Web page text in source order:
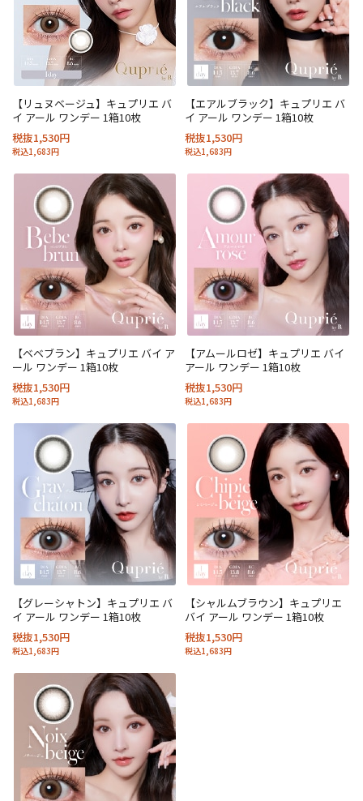
【リュヌベージュ】キュプリエ バ
イ アール ワンデー 1箱10枚
税抜1,530円
税込1,683円
【エアルブラック】キュプリエ バ
イ アール ワンデー 1箱10枚
税抜1,530円
税込1,683円
【ベベブラン】キュプリエ バイ ア
ール ワンデー 1箱10枚
税抜1,530円
税込1,683円
【アムールロゼ】キュプリエ バイ
アール ワンデー 1箱10枚
税抜1,530円
税込1,683円
【グレーシャトン】キュプリエ バ
イ アール ワンデー 1箱10枚
税抜1,530円
税込1,683円
【シャルムブラウン】キュプリエ
バイ アール ワンデー 1箱10枚
税抜1,530円
税込1,683円